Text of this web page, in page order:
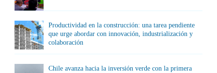
Productividad en la construcción: una tarea pendiente
que urge abordar con innovación, industrialización y
colaboración
Chile avanza hacia la inversión verde con la primera